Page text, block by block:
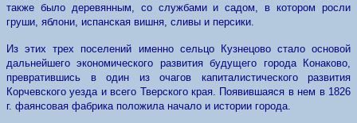
также было деревянным, со службами и садом, в котором росли
груши, яблони, испанская вишня, сливы и персики.
Из этих трех поселений именно сельцо Кузнецово стало основой
дальнейшего экономического развития будущего города Конаково,
превратившись в один из очагов капиталистического развития
Корчевского уезда и всего Тверского края. Появившаяся в нем в 1826
г. фаянсовая фабрика положила начало и истории города.